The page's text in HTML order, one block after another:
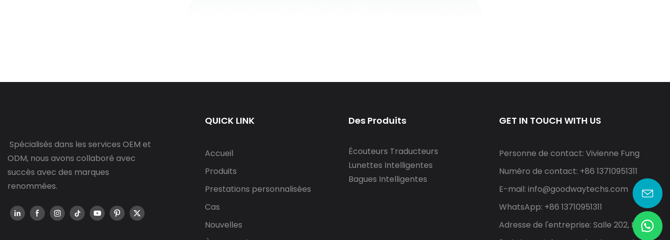
Spécialisés dans les services OEM et
ODM, nous avons collaboré avec
succès avec des marques
renommées.
QUICK LINK
Accueil
Produits
Prestations personnalisées
Cas
Nouvelles
Des Produits
Écouteurs Traducteurs
Lunettes Intelligentes
Bagues Intelligentes
GET IN TOUCH WITH US
Personne de contact: Vivienne Fung
Numéro de contact: +86 13710951311
E-mail: info@goodwaytechs.com
WhatsApp: +86 13710951311
Adresse de l'entreprise: Salle 202, North A,